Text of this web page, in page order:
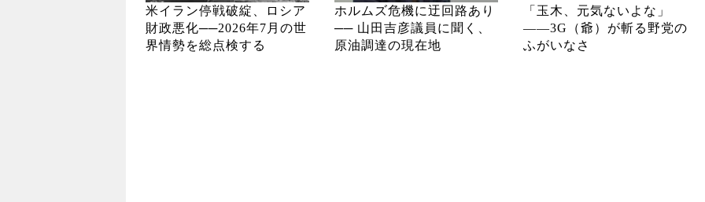
米イラン停戦破綻、ロシア
財政悪化──2026年7月の世
界情勢を総点検する
ホルムズ危機に迂回路あり
── 山田吉彦議員に聞く、
原油調達の現在地
「玉木、元気ないよな」
――3G（爺）が斬る野党の
ふがいなさ